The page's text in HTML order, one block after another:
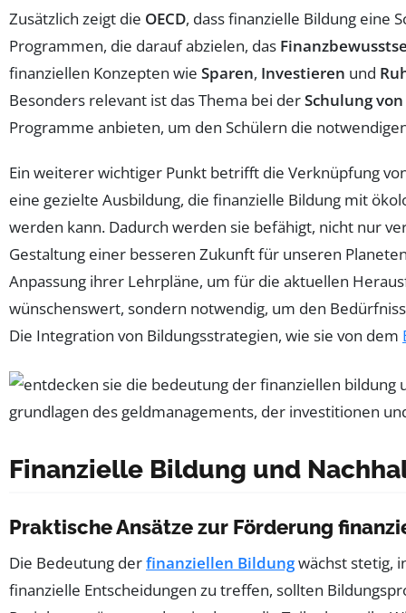
Zusätzlich zeigt die OECD, dass finanzielle Bildung eine
Programmen, die darauf abzielen, das
finanziellen Konzepten wie Sparen, Investieren und
Besonders relevant ist das Thema bei derSchulung
Programme anbieten, um den Schülern die
Ein weiterer wichtiger Punkt betrifft die Verknüpfung
eine gezielte Ausbildung, die finanzielle Bildung mit
werden kann. Dadurch werden sie befähigt, nicht nur
Gestaltung einer besseren Zukunft für unseren
Anpassung ihrer Lehrpläne, um für die aktuellen
wünschenswert, sondern notwendig, um den
Die Integration von Bildungsstrategien, wie sie von dem
Finanzielle Bildung und
Praktische Ansätze zur Förderung
Die Bedeutung derfinanziellen Bildungwächst stetig,
finanzielle Entscheidungen zu treffen, sollten